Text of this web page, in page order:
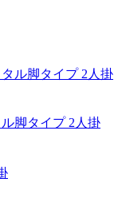
脚タイプ 2人掛